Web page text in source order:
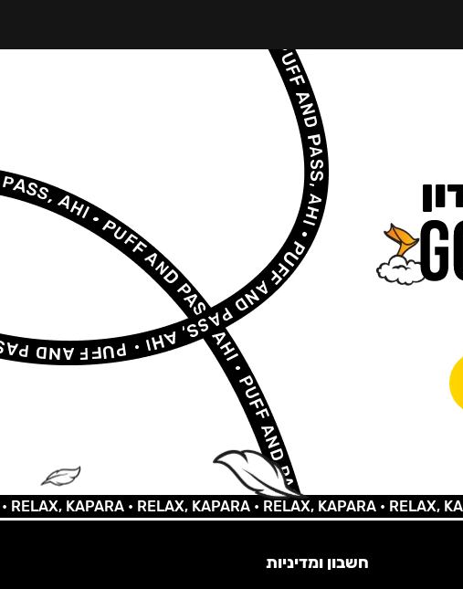
KAPARA •RELAX, KAPARA •RELAX, KAPARA •RELAX,
חשבון ומדיניות